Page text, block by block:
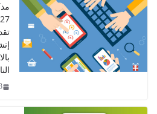
مذكرة عدد 0705-20 بتاريخ
27 أكتوبر 2020 في شأن
تقديم ترشيحات للمشاركة في
إنشاء خدمات رقمية رشيقة
بالاعتماد على مقاربة المقاولة
الناشئة